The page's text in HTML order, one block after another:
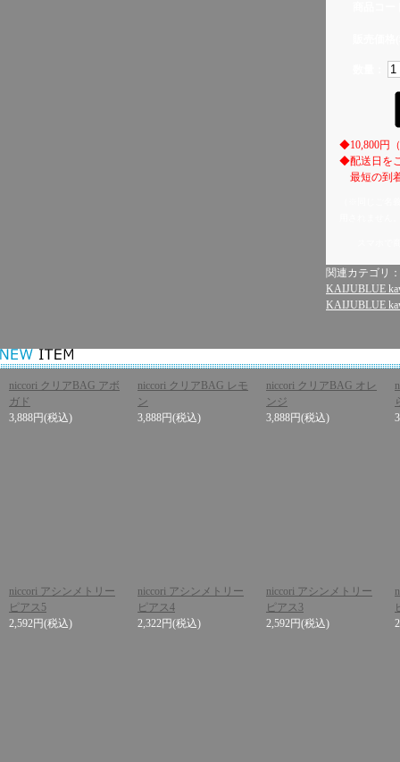
◆10,800円
◆配送日を
最短の到
関連カテゴリ：
KAIJUBLUE
KAIJUBLUE
niccori クリアBAG アボ
ガド
3,888円(税込)
niccori クリアBAG レモ
ン
3,888円(税込)
niccori クリアBAG オレ
ンジ
3,888円(税込)
niccori アシンメトリー
ピアス5
2,592円(税込)
niccori アシンメトリー
ピアス4
2,322円(税込)
niccori アシンメトリー
ピアス3
2,592円(税込)